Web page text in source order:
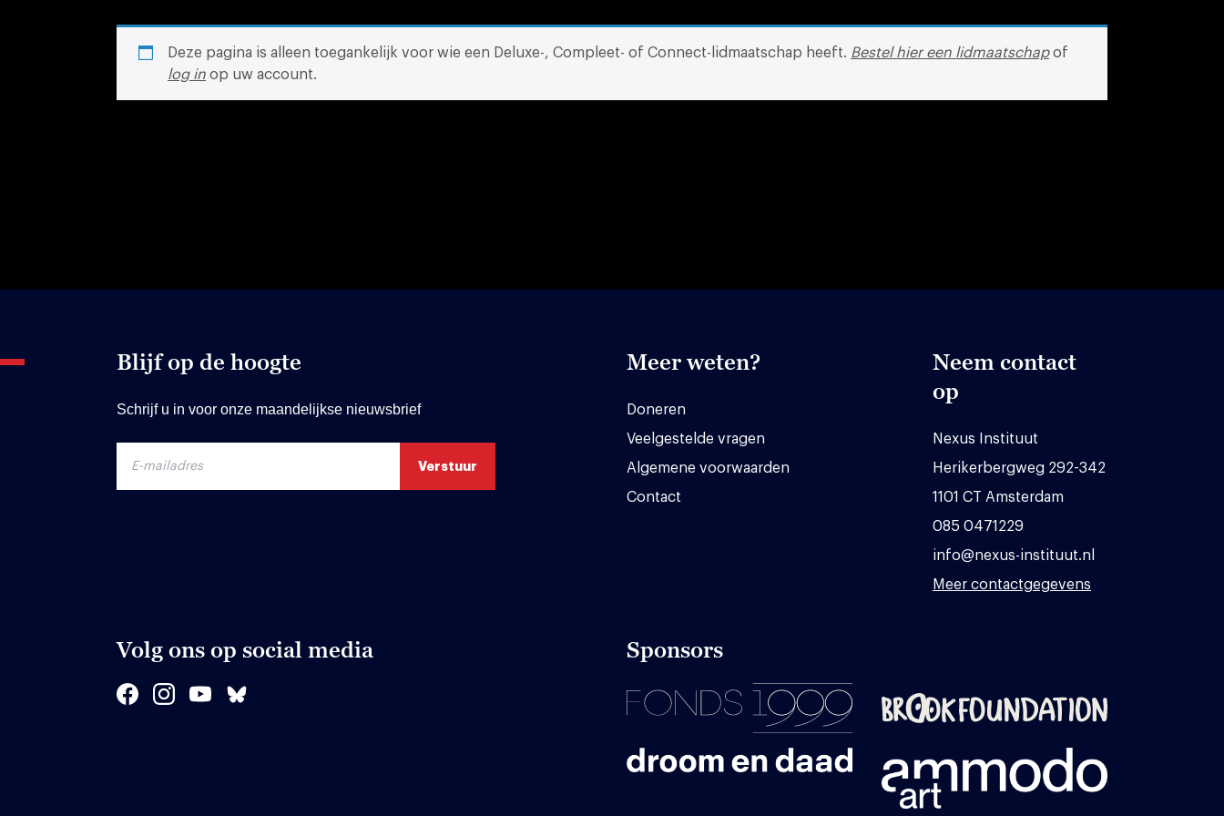
Deze pagina is alleen toegankelijk voor wie een Deluxe-, Compleet- of Connect-lidmaatschap heeft. Bestel hier een lidmaatschapof
log in op uw account.
Blijf op de hoogte
Schrijf u in voor onze maandelijkse nieuwsbrief
Meer weten?
Doneren
Veelgestelde vragen
Algemene voorwaarden
Contact
Neem contact
op
Nexus Instituut
Herikerbergweg 292-342
1101 CT Amsterdam
085 0471229
info@nexus-instituut.nl
Meer contactgegevens
Volg ons op social media Sponsors